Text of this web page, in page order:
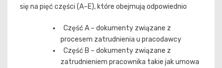
się na pięć części (A–E), które obejmują odpowiednio
Część A – dokumenty związane z
procesem zatrudnienia u pracodawcy
Część B – dokumenty związane z
zatrudnieniem pracownika takie jak umowa